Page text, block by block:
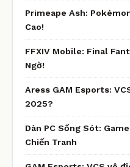
Primeape Ash:
Cao!
FFXIV Mobile: Final
Ngờ!
Aress GAM Esports:
2025?
Dàn PC Sống Sót:
Chiến Tranh